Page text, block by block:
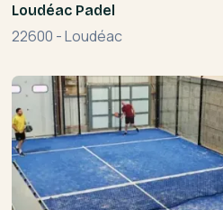
Loudéac Padel
22600 -Loudéac